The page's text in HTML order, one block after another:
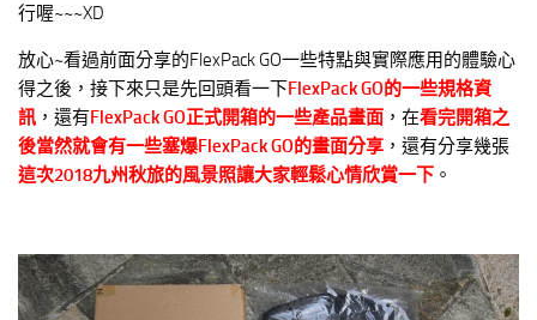
行喔~~~XD
放心~看過前面分享的FlexPack GO一些特點與實際應用的體驗心
得之後，接下來只是先回頭看一下FlexPack GO的一些規格資
訊 ，還有FlexPack GO正式開箱的一些產品畫面 ，在看完開箱之
後當然就會有一些塞爆FlexPack GO的畫面分享 ，還有分享幾張
這次2018九州秋旅的風景照讓大家輕鬆心情欣賞一下 。